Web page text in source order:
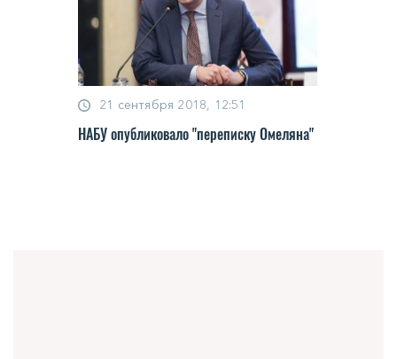
21 сентября 2018, 12:51
НАБУ опубликовало "переписку Омеляна"